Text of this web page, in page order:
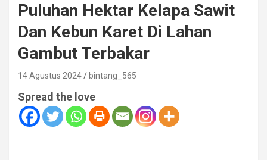
Puluhan Hektar Kelapa Sawit
Dan Kebun Karet Di Lahan
Gambut Terbakar
14 Agustus 2024 bintang_565
Spread the love